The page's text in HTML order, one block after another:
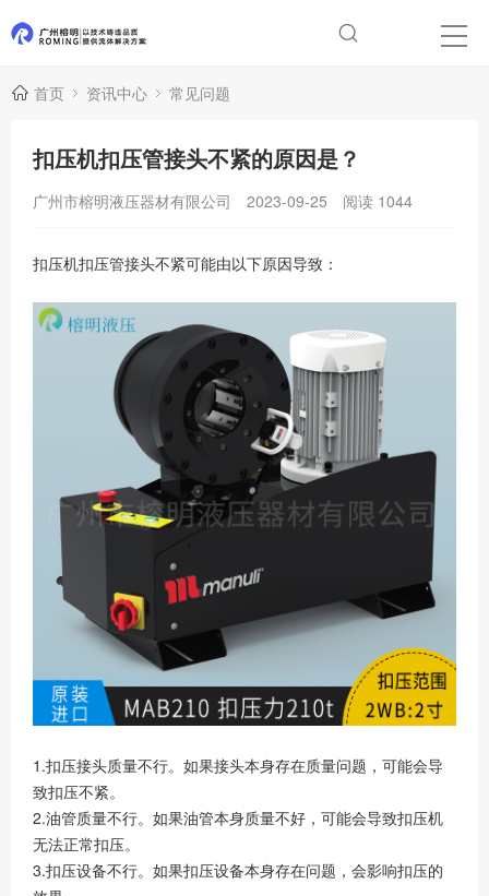
首页 资讯中心 常见问题
扣压机扣压管接头不紧的原因是？
广州市榕明液压器材有限公司 2023-09-25 阅读 1044
扣压机扣压管接头不紧可能由以下原因导致：
1.扣压接头质量不行。如果接头本身存在质量问题，可能会导
致扣压不紧。
2.油管质量不行。如果油管本身质量不好，可能会导致扣压机
无法正常扣压。
3.扣压设备不行。如果扣压设备本身存在问题，会影响扣压的